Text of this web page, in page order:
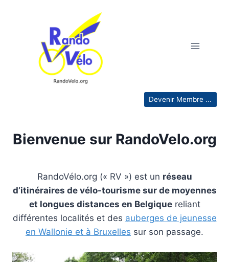
Devenir Membre ...
Bienvenue sur RandoVelo.org
RandoVélo.org (« RV ») est un réseau
d’itinéraires de vélo-tourisme sur de moyennes
et longues distances en Belgiquereliant
différentes localités et des auberges de jeunesse
en Wallonie et à Bruxelles sur son passage.